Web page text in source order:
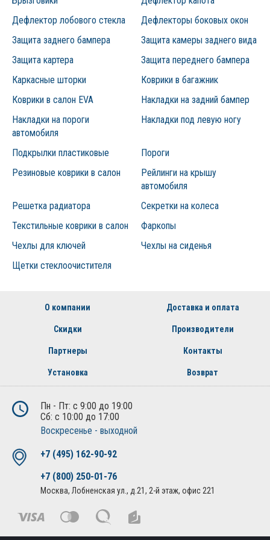
Дефлектор лобового стекла
Дефлекторы боковых окон
Защита заднего бампера
Защита камеры заднего вида
Защита картера
Защита переднего бампера
Каркасные шторки
Коврики в багажник
Коврики в салон EVA
Накладки на задний бампер
Накладки на пороги
автомобиля
Накладки под левую ногу
Подкрылки пластиковые
Пороги
Резиновые коврики в салон
Рейлинги на крышу
автомобиля
Решетка радиатора
Секретки на колеса
Текстильные коврики в салон
Фаркопы
Чехлы для ключей
Чехлы на сиденья
Щетки стеклоочистителя
О компании Доставка и оплата
Скидки Производители
Партнеры Контакты
Установка Возврат
Пн - Пт: с 9:00 до 19:00
Сб: с 10:00 до 17:00
Воскресенье - выходной
+7 (495) 162-90-92
+7 (800) 250-01-76
Москва, Лобненская ул., д.21, 2-й этаж, офис 221